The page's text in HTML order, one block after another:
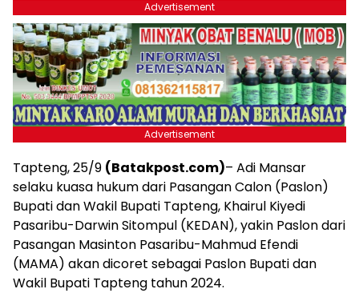
Advertisement
Advertisement
Tapteng, 25/9 (Batakpost.com)– Adi Mansar
selaku kuasa hukum dari Pasangan Calon (Paslon)
Bupati dan Wakil Bupati Tapteng, Khairul Kiyedi
Pasaribu-Darwin Sitompul (KEDAN), yakin Paslon dari
Pasangan Masinton Pasaribu-Mahmud Efendi
(MAMA) akan dicoret sebagai Paslon Bupati dan
Wakil Bupati Tapteng tahun 2024.